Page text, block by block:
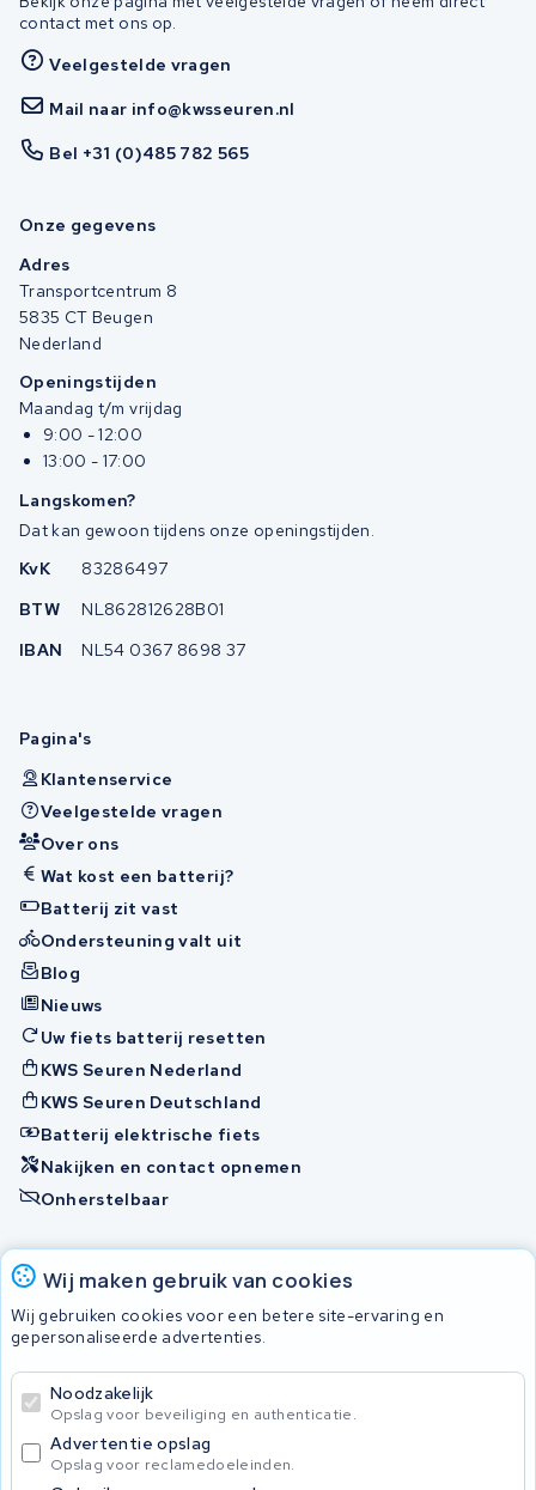
Wij maken gebruik van cookies
Wij gebruiken cookies voor een betere site-ervaring en
gepersonaliseerde advertenties.
Noodzakelijk
Opslag voor beveiliging en authenticatie.
Advertentie opslag
Opslag voor reclamedoeleinden.
contact met ons op.
Veelgestelde vragen
Mail naar info@kwsseuren.nl
Bel +31 (0)485 782 565
Onze gegevens
Adres
Transportcentrum 8
5835 CT Beugen
Nederland
Openingstijden
Maandag t/m vrijdag
9:00 - 12:00
13:00 - 17:00
Langskomen?
Dat kan gewoon tijdens onze openingstijden.
KvK
83286497
BTW
NL862812628B01
IBAN
NL54 0367 8698 37
Pagina's
Klantenservice
Veelgestelde vragen
Over ons
Wat kost een batterij?
Batterij zit vast
Ondersteuning valt uit
Blog
Nieuws
Uw fiets batterij resetten
KWS Seuren Nederland
KWS Seuren Deutschland
Batterij elektrische fiets
Nakijken en contact opnemen
Onherstelbaar
Accu's
Privacy Policy